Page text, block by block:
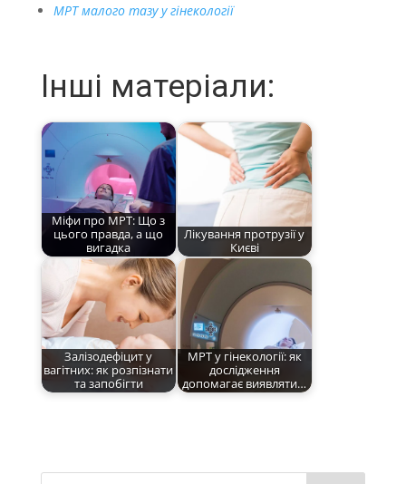
МРТ малого тазу у гінекології
Інші матеріали:
Міфи про МРТ: Що з
цього правда, а що
вигадка
Лікування протрузії у
Києві
Залізодефіцит у
вагітних: як розпізнати
та запобігти
МРТ у гінекології: як
дослідження
допомагає виявляти…